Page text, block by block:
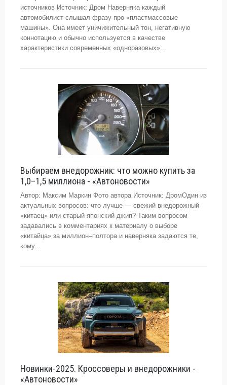
источников Источник: Дром Наверняка каждый
автомобилист слышал фразу про «пластмассовые
машины». Она имеет уничижительный тон, негативную
коннотацию и обычно используется в качестве
характеристики современных «одноразовых»...
Выбираем внедорожник: что можно купить за
1,0–1,5 миллиона - «Автоновости»
Автор: Максим Маркин Фото автора Источник: ДромОдин из
актуальных вопросов: что лучше — свежий внедорожный
«китаец» или старый японский джип? Таким вопросом
задавались в комментариях к материалу о выборе
«китайца» за миллион–полтора и наверняка задаются те,
кому...
Новинки-2025. Кроссоверы и внедорожники -
«Автоновости»